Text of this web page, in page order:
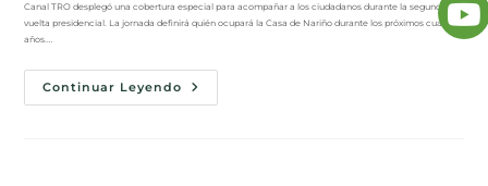
Canal TRO desplegó una cobertura especial para acompañar a los ciudadanos durante la segunda
vuelta presidencial. La jornada definirá quién ocupará la Casa de Nariño durante los próximos cuatro
años.…
Continuar Leyendo